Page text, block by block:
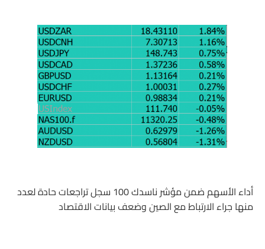
أداء الأسهم ضمن مؤشر ناسدك 100 سجل تراجعات حادة لعدد
منها جراء الارتباط مع الصين وضعف بيانات الاقتصاد